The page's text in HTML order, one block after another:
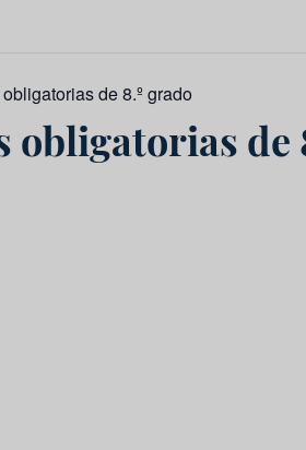
de 8.º grado
obligatorias de